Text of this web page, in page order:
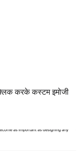
करके कस्टम इमोजी